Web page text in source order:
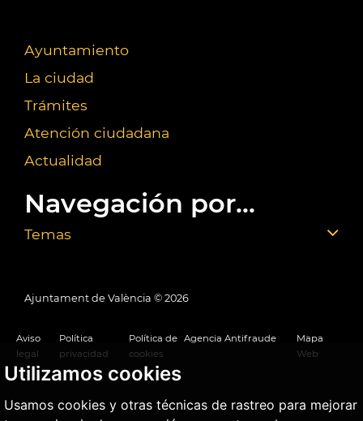
Utilizamos cookies
Usamos cookies y otras técnicas de rastreo para mejorar
Ayuntamiento
La ciudad
Trámites
Atención ciudadana
Actualidad
Navegación por...
Temas
Ajuntament de València © 2026
Aviso
legal
Política
privacidad
Política de
cookies
Agencia Antifraude
Mapa
Web